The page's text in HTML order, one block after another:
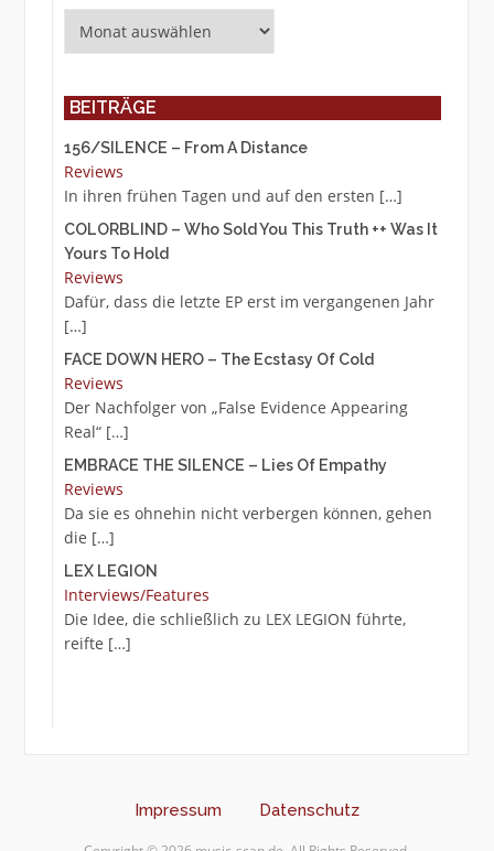
BEITRÄGE
156/SILENCE – From A Distance
Reviews
In ihren frühen Tagen und auf den ersten […]
COLORBLIND – Who Sold You This Truth ++ Was It
Yours To Hold
Reviews
Dafür, dass die letzte EP erst im vergangenen Jahr
[…]
FACE DOWN HERO – The Ecstasy Of Cold
Reviews
Der Nachfolger von „False Evidence Appearing
Real“ […]
EMBRACE THE SILENCE – Lies Of Empathy
Reviews
Da sie es ohnehin nicht verbergen können, gehen
die […]
LEX LEGION
Interviews/Features
Die Idee, die schließlich zu LEX LEGION führte,
reifte […]
Impressum Datenschutz